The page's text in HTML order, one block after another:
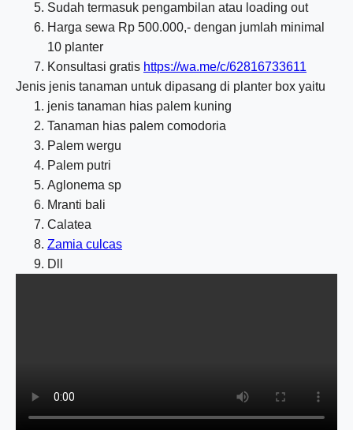
Sudah termasuk pengambilan atau loading out
Harga sewa Rp 500.000,- dengan jumlah minimal
10 planter
Konsultasi gratis https://wa.me/c/62816733611
Jenis jenis tanaman untuk dipasang di planter box yaitu
jenis tanaman hias palem kuning
Tanaman hias palem comodoria
Palem wergu
Palem putri
Aglonema sp
Mranti bali
Calatea
Zamia culcas
Dll